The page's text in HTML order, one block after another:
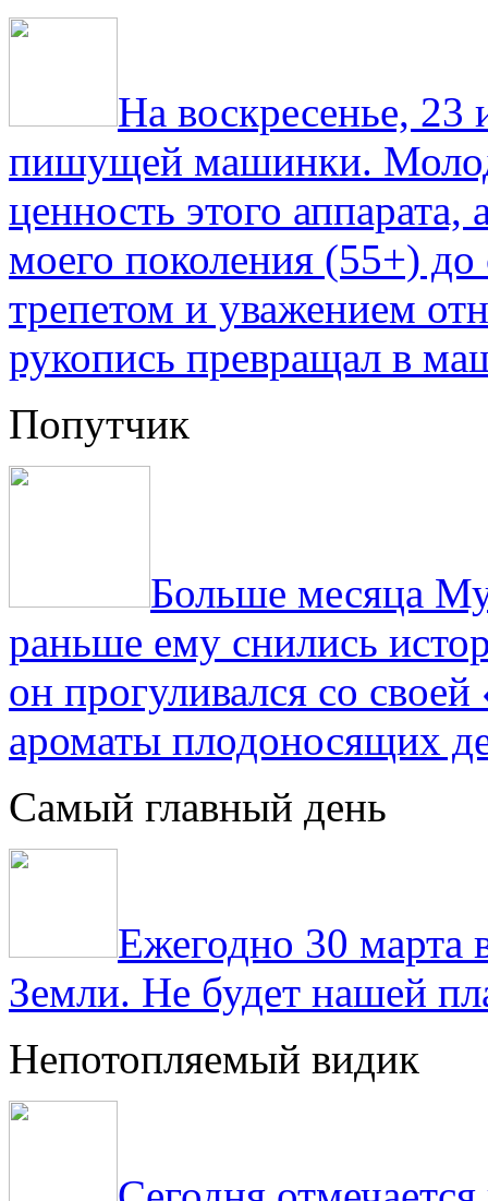
На воскресенье,
пишущей машинки.
ценность этого
моего поколения (55+) до
трепетом и уважением
рукопись превращал в
Попутчик
Больше месяца
раньше ему снились
он прогуливался со
ароматы плодоносящих
Самый главный день
Ежегодно 30 марта
Земли. Не будет нашей
Непотопляемый видик